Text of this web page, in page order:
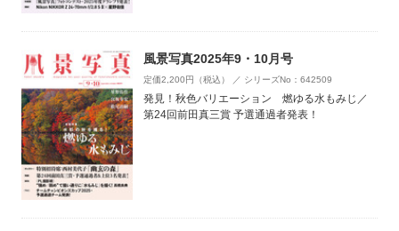
風景写真2025年9・10月号
定価2,200円（税込） ／ シリーズNo：642509
発見！秋色バリエーション 燃ゆる水もみじ／
第24回前田真三賞 予選通過者発表！